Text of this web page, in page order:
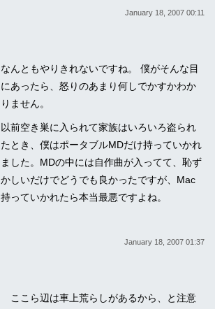
January 18, 2007 00:11
なんともやりきれないですね。 僕がそんな目
にあったら、怒りのあまり何しでかすかわか
りません。
以前空き巣に入られて家族はいろいろ盗られ
たとき、僕はポータブルMDだけ持っていかれ
ました。MDの中には自作曲が入ってて、恥ず
かしいだけでどうでも良かったですが、Mac
持っていかれたら本当最悪ですよね。
January 18, 2007 01:37
ここら辺は車上荒らしがあるから、と注意